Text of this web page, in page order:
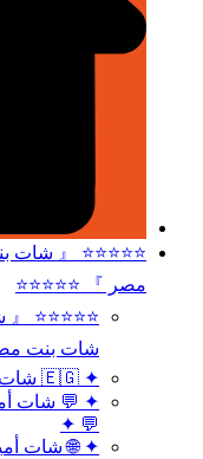
⭐⭐⭐⭐⭐ 『
مصر 』 ⭐⭐⭐⭐⭐
⭐⭐⭐⭐⭐
شات بنت
✦ 🇪🇬 شات بنت مصر | دردشة مصرية فورية 🌐 ✦
✦ 💬 شات
💬 ✦
✦ 🌐 شات